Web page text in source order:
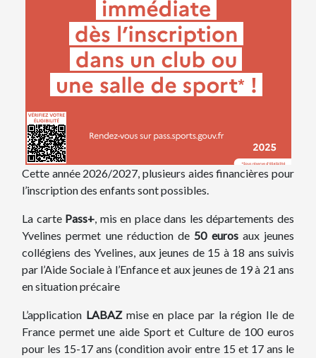
Cette année 2026/2027, plusieurs aides financières pour
l’inscription des enfants sont possibles.
La carte Pass+, mis en place dans les départements des
Yvelines permet une réduction de 50 eurosaux jeunes
collégiens des Yvelines, aux jeunes de 15 à 18 ans suivis
par l’Aide Sociale à l’Enfance et aux jeunes de 19 à 21 ans
en situation précaire
L’application LABAZmise en place par la région Ile de
France permet une aide Sport et Culture de 100 euros
pour les 15-17 ans (condition avoir entre 15 et 17 ans le